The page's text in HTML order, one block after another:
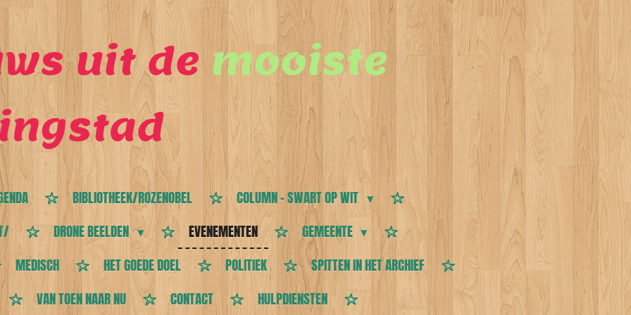
uit demooiste
BIBLIOTHEEK/ROZENOBEL
COLUMN - SWART OP WIT
DRONE BEELDEN EVENEMENTEN
GEMEENTE
MEDISCH HET GOEDE DOEL POLITIEK
SPITTEN IN HET ARCHIEF
VAN TOEN NAAR NU CONTACT
HULPDIENSTEN